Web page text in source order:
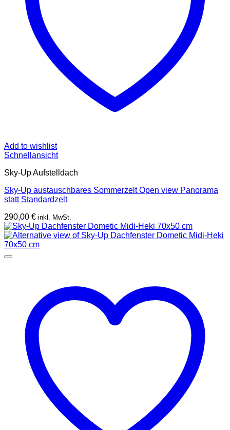
Add to wishlist
Schnellansicht
Sky-Up Aufstelldach
Sky-Up austauschbares Sommerzelt Open view Panorama
statt Standardzelt
290,00 € inkl. MwSt.